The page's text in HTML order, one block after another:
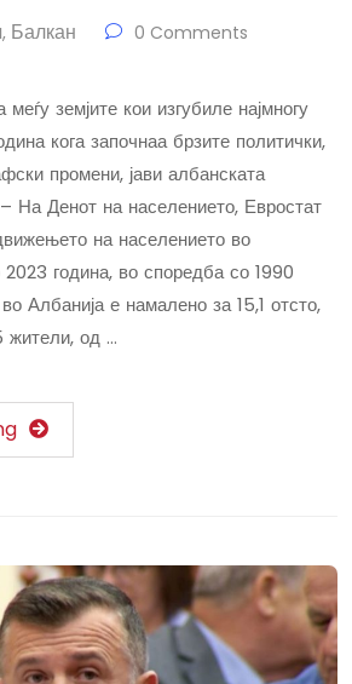
, Балкан 0 Comments
земјите кои изгубиле најмногу
кога започнаа брзите политички,
промени, јави албанската
На Денот на населението, Евростат
на населението во
2023 година, во споредба со 1990
Албанија е намалено за 15,1 отсто,
жители, од …